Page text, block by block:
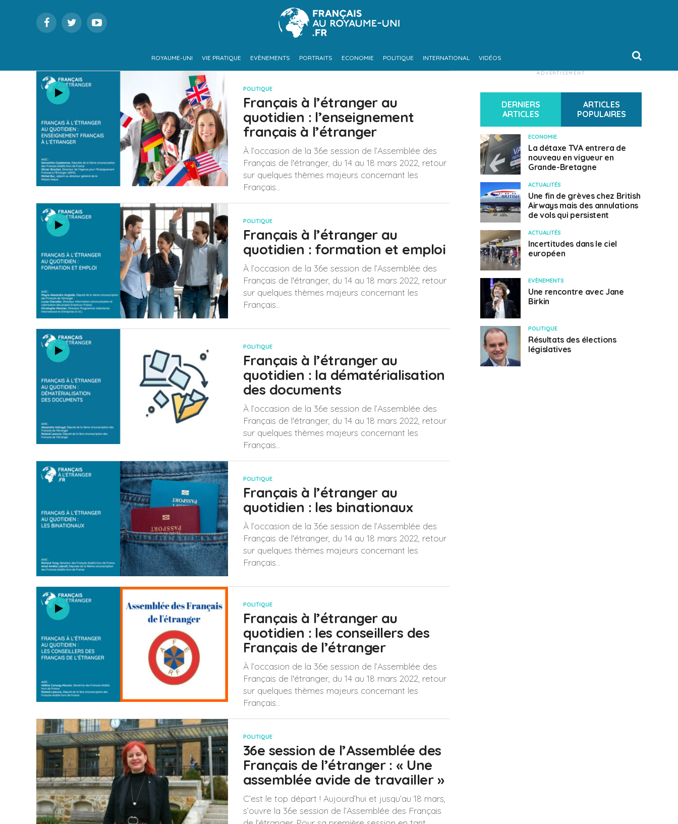
ROYAUME-UNI VIE PRATIQUE EVÈNEMENTS PORTRAITS ECONOMIE POLITIQUE INTERNATIONAL VIDÉOS
POLITIQUE
Français à l’étranger au
quotidien : l’enseignement
français à l’étranger
À l’occasion de la 36e session de l’Assemblée des
Français de l'étranger, du 14 au 18 mars 2022, retour
sur quelques thèmes majeurs concernant les
Français...
POLITIQUE
Français à l’étranger au
quotidien : formation et emploi
À l’occasion de la 36e session de l’Assemblée des
Français de l'étranger, du 14 au 18 mars 2022, retour
sur quelques thèmes majeurs concernant les
Français...
POLITIQUE
Français à l’étranger au
quotidien : la dématérialisation
des documents
À l’occasion de la 36e session de l’Assemblée des
Français de l'étranger, du 14 au 18 mars 2022, retour
sur quelques thèmes majeurs concernant les
Français...
POLITIQUE
Français à l’étranger au
quotidien : les binationaux
À l’occasion de la 36e session de l’Assemblée des
Français de l'étranger, du 14 au 18 mars 2022, retour
sur quelques thèmes majeurs concernant les
Français...
POLITIQUE
Français à l’étranger au
quotidien : les conseillers des
Français de l’étranger
À l’occasion de la 36e session de l’Assemblée des
Français de l'étranger, du 14 au 18 mars 2022, retour
sur quelques thèmes majeurs concernant les
Français...
POLITIQUE
36e session de l’Assemblée des
Français de l’étranger : « Une
assemblée avide de travailler »
C’est le top départ ! Aujourd’hui et jusqu’au 18 mars,
s’ouvre la 36e session de l’Assemblée des Français
ADVERTISEMENT
DERNIERS
ARTICLES
ARTICLES
POPULAIRES
ECONOMIE
La détaxe TVA entrera de
nouveau en vigueur en
Grande-Bretagne
ACTUALITÉS
Une fin de grèves chez British
Airways mais des annulations
de vols qui persistent
ACTUALITÉS
Incertitudes dans le ciel
européen
EVÈNEMENTS
Une rencontre avec Jane
Birkin
POLITIQUE
Résultats des élections
législatives